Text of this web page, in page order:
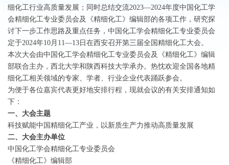
细化工行业高质量发展；同时总结交流2023—2024年度中国化工学
会精细化工专业委员会及《精细化工》编辑部的各项工作，研究探
讨下一步工作思路及重点任务，中国化工学会精细化工专业委员会
定于2024年10月11—13日在西安召开第三届全国精细化工大会。
本次大会由中国化工学会精细化工专业委员会及《精细化工》编辑
部联合主办，西北大学和陕西科技大学承办。热忱欢迎全国各地精
细化工相关领域的专家、学者、行业企业代表踊跃参会。
为便于各位嘉宾代表更好地安排行程，现就会议的有关安排通知如
下：
一、大会主题
科技赋能中国精细化工产业，以新质生产力推动高质量发展
二、大会主办单位
中国化工学会精细化工专业委员会
《精细化工》编辑部